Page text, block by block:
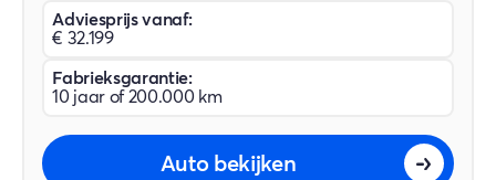
Adviesprijs vanaf:
€ 32.199
Fabrieksgarantie:
10 jaar of 200.000 km
Auto bekijken